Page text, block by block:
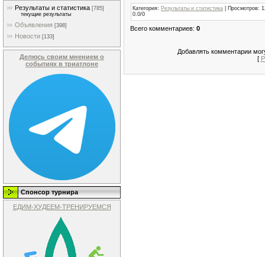
Результаты и статистика [785]
текущие результаты
Объявления [398]
Новости [133]
Делюсь своим мнением о
событиях в триатлоне
Спонсор турнира
ЕДИМ-ХУДЕЕМ-ТРЕНИРУЕМСЯ
Категория: Результаты и статистика Просмотров:
0.0/0
Всего комментариев: 0
Добавлять комментарии
[